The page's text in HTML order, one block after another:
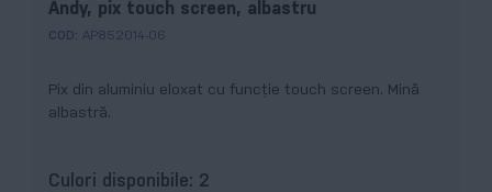
Andy, pix touch screen, albastru
COD: AP852014-06
Pix din aluminiu eloxat cu funcție touch screen. Mină
albastră.
Culori disponibile: 2